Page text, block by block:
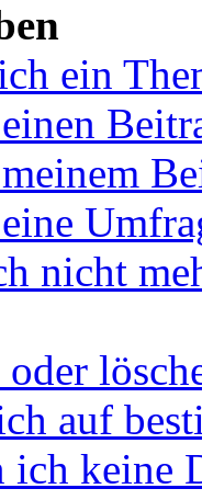
ein
nicht
auf
ich keine